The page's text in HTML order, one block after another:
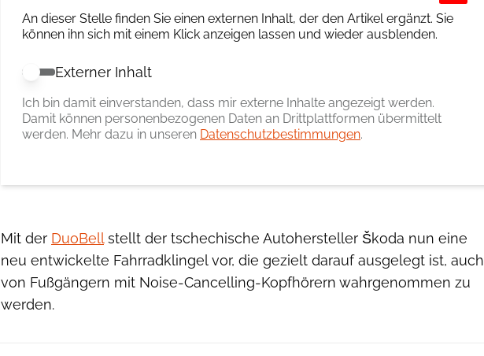
An dieser Stelle finden Sie einen externen Inhalt, der den Artikel ergänzt. Sie
können ihn sich mit einem Klick anzeigen lassen und wieder ausblenden.
Externer Inhalt erlauben
Externer Inhalt
Ich bin damit einverstanden, dass mir externe Inhalte angezeigt werden.
Damit können personenbezogenen Daten an Drittplattformen übermittelt
werden. Mehr dazu in unseren Datenschutzbestimmungen.
Mit der DuoBellstellt der tschechische Autohersteller Škoda nun eine
neu entwickelte Fahrradklingel vor, die gezielt darauf ausgelegt ist, auch
von Fußgängern mit Noise-Cancelling-Kopfhörern wahrgenommen zu
werden.